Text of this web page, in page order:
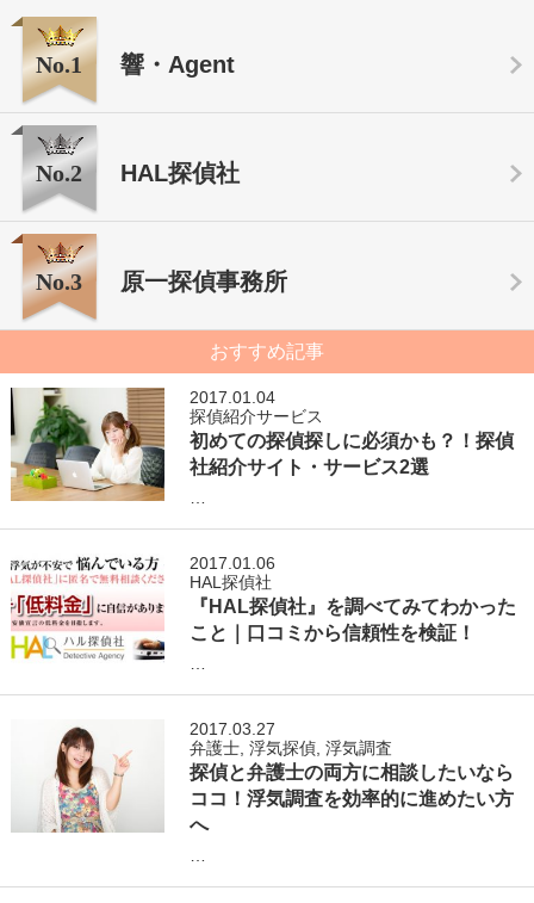
No.1 響・Agent
No.2 HAL探偵社
No.3 原一探偵事務所
おすすめ記事
2017.01.04
探偵紹介サービス
初めての探偵探しに必須かも？！探偵
社紹介サイト・サービス2選
2017.01.06
HAL探偵社
『HAL探偵社』を調べてみてわかった
こと｜口コミから信頼性を検証！
2017.03.27
弁護士 ,浮気探偵 ,浮気調査
探偵と弁護士の両方に相談したいなら
ココ！浮気調査を効率的に進めたい方
へ